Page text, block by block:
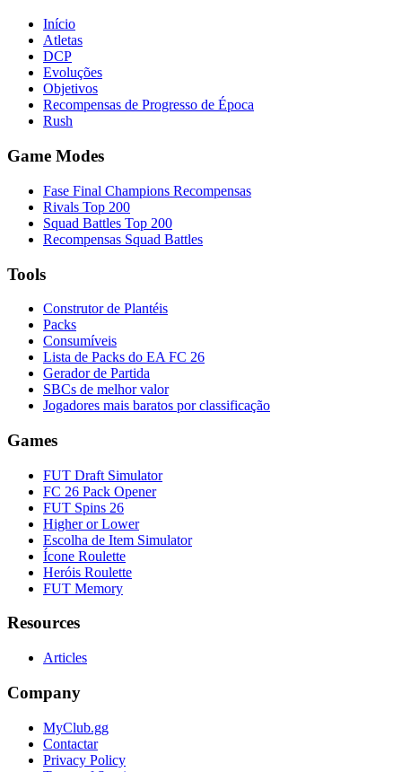
Início
Atletas
DCP
Evoluções
Objetivos
Recompensas de Progresso de Época
Rush
Game Modes
Fase Final Champions Recompensas
Rivals Top 200
Squad Battles Top 200
Recompensas Squad Battles
Tools
Construtor de Plantéis
Packs
Consumíveis
Lista de Packs do EA FC 26
Gerador de Partida
SBCs de melhor valor
Jogadores mais baratos por classificação
Games
FUT Draft Simulator
FC 26 Pack Opener
FUT Spins 26
Higher or Lower
Escolha de Item Simulator
Ícone Roulette
Heróis Roulette
FUT Memory
Resources
Articles
Company
MyClub.gg
Contactar
Privacy Policy